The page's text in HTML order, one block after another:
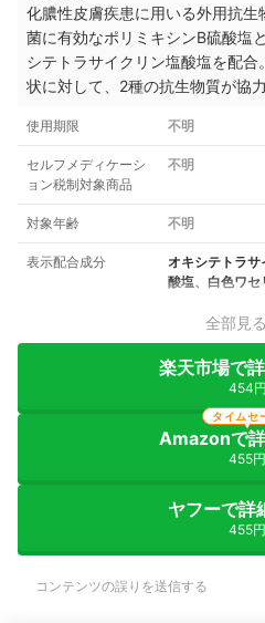
化膿性皮膚疾患に用いる外用抗
菌に有効なポリミキシンB硫酸塩
シテトラサイクリン塩酸塩を配
状に対して、2種の抗生物質が協
使用期限 不明
セルフメディケーシ
ョン税制対象商品
不明
対象年齢 不明
表示配合成分
オキシテトラ
酸塩、白色ワ
全部見る
楽天市場で
454円
Amazonで
455円
タイムセ
ヤフーで詳
455円
コンテンツの誤りを送信する